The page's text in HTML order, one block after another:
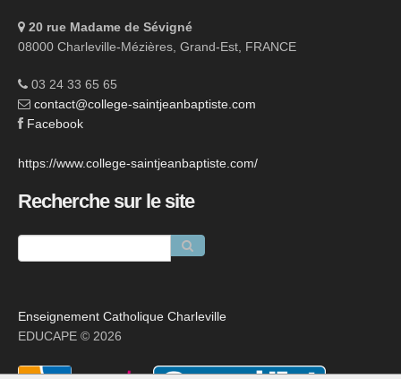
20 rue Madame de Sévigné
08000 Charleville-Mézières, Grand-Est, FRANCE
03 24 33 65 65
contact@college-saintjeanbaptiste.com
Facebook
https://www.college-saintjeanbaptiste.com/
Recherche sur le site
Enseignement Catholique Charleville
EDUCAPE © 2026